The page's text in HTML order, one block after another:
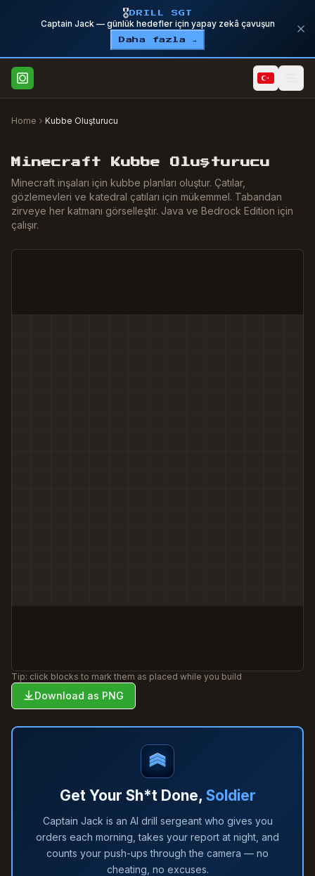
🎖️ DRILL SGT
Captain Jack — günlük hedefler için yapay zekâ çavuşun
Daha fazla →
Home Kubbe Oluşturucu
Minecraft Kubbe Oluşturucu
Minecraft inşaları için kubbe planları oluştur. Çatılar,
gözlemevleri ve katedral çatıları için mükemmel. Tabandan
zirveye her katmanı görselleştir. Java ve Bedrock Edition için
çalışır.
Tip: click blocks to mark them as placed while you build
Download as PNG
Get Your Sh*t Done, Soldier
Captain Jack is an AI drill sergeant who gives you
orders each morning, takes your report at night, and
counts your push-ups through the camera — no
cheating, no excuses.